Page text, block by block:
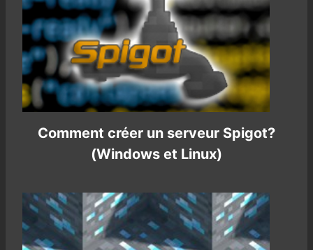
Comment créer un serveur Spigot?
(Windows et Linux)